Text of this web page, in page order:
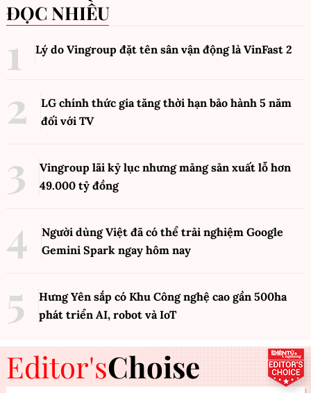
ĐỌC NHIỀU
Lý do Vingroup đặt tên sân vận động là VinFast 2
LG chính thức gia tăng thời hạn bảo hành 5 năm
đối với TV
Vingroup lãi kỷ lục nhưng mảng sản xuất lỗ hơn
49.000 tỷ đồng
Người dùng Việt đã có thể trải nghiệm Google
Gemini Spark ngay hôm nay
Hưng Yên sắp có Khu Công nghệ cao gần 500ha
phát triển AI, robot và IoT
Editor'sChoise